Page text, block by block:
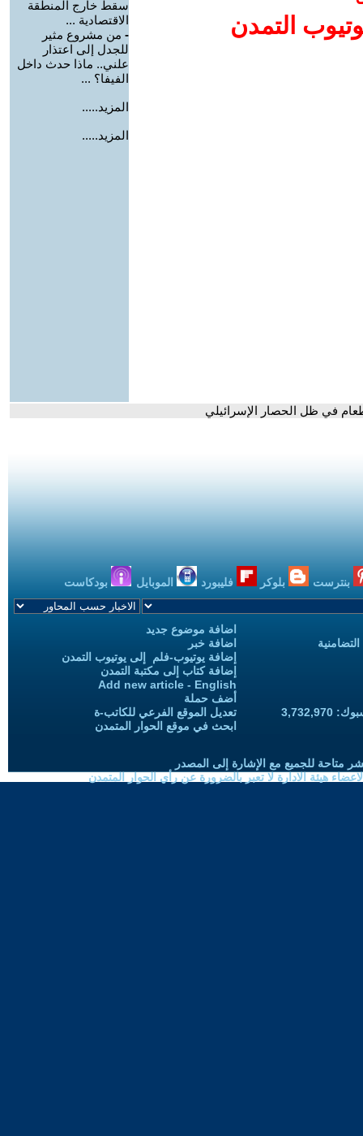
التمدن
سقط خارج المنطقة
الاقتصادية ...
- من مشروع مثير
للجدل إلى اعتذار
علني.. ماذا حدث داخل
الفيفا؟ ...
المزيد.....
المزيد.....
في ظل الحصار الإسرائيلي
بنترست بلوكر فليبورد الموبايل بودكاست
اضافة موضوع جديد
اضافة خبر
إضافة يوتيوب-فلم إلى يوتيوب التمدن
إضافة كتاب إلى مكتبة التمدن
Add new article - English
أضف حملة
تعديل الموقع الفرعي للكاتب-ة
ابحث في موقع الحوار المتمدن
متاحة للجميع مع الإشارة إلى المصدر
هيئة الادارة لا تعبر بالضرورة عن رأي الحوار المتمدن